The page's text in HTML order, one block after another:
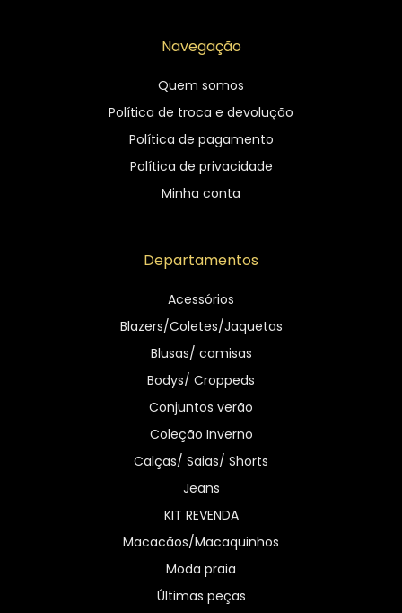
Navegação
Quem somos
Política de troca e devolução
Política de pagamento
Política de privacidade
Minha conta
Departamentos
Acessórios
Blazers/Coletes/Jaquetas
Blusas/ camisas
Bodys/ Croppeds
Conjuntos verão
Coleção Inverno
Calças/ Saias/ Shorts
Jeans
KIT REVENDA
Macacãos/Macaquinhos
Moda praia
Últimas peças